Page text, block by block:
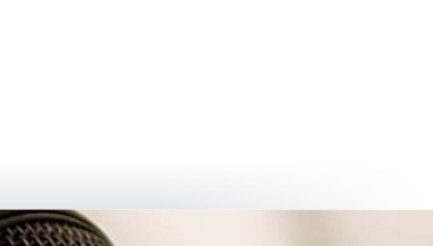
живи та насолоджуйся